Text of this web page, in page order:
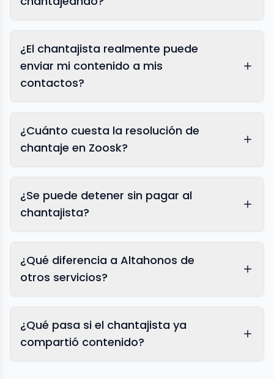
¿El chantajista realmente puede
enviar mi contenido a mis
contactos?
¿Cuánto cuesta la resolución de
chantaje en Zoosk?
¿Se puede detener sin pagar al
chantajista?
¿Qué diferencia a Altahonos de
otros servicios?
¿Qué pasa si el chantajista ya
compartió contenido?